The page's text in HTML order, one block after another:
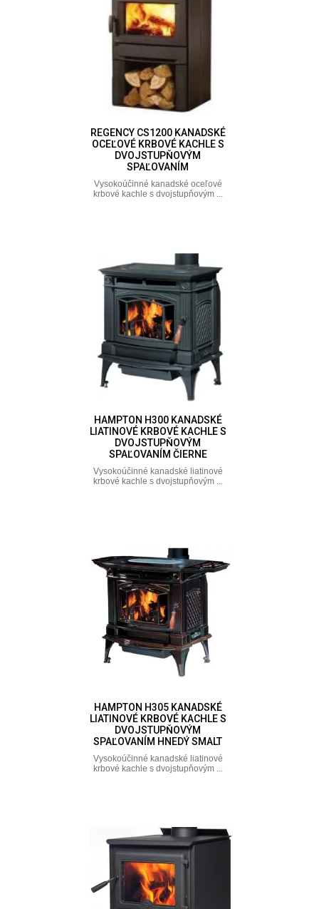
REGENCY CS1200 KANADSKÉ
OCEĽOVÉ KRBOVÉ KACHLE S
DVOJSTUPŇOVÝM
SPAĽOVANÍM
Vysokoúčinné kanadské oceľové
krbové kachle s dvojstupňovým ...
HAMPTON H300 KANADSKÉ
LIATINOVÉ KRBOVÉ KACHLE S
DVOJSTUPŇOVÝM
SPAĽOVANÍM ČIERNE
Vysokoúčinné kanadské liatinové
krbové kachle s dvojstupňovým ...
HAMPTON H305 KANADSKÉ
LIATINOVÉ KRBOVÉ KACHLE S
DVOJSTUPŇOVÝM
SPAĽOVANÍM HNEDÝ SMALT
Vysokoúčinné kanadské liatinové
krbové kachle s dvojstupňovým ...